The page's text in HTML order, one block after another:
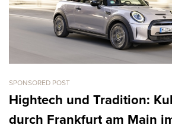
SPONSORED POST
Hightech und Tradition:
durch Frankfurt am Main